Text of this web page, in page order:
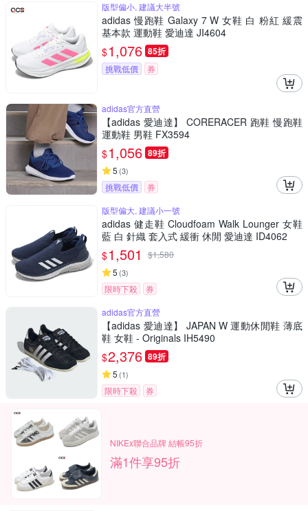
版型偏小, 建議大半號
adidas 慢跑鞋 Galaxy 7 W 女鞋 白 粉紅 緩震
基本款 運動鞋 愛迪達 JI4604
$1,076 85折
挑戰低價 券
adidas官方直營
【adidas 愛迪達】 CORERACER 跑鞋 慢跑鞋
運動鞋 男鞋 FX3594
$1,056 89折
5 (3)
挑戰低價
券
版型偏大, 建議小一號
adidas 健走鞋 Cloudfoam Walk Lounger 女鞋
藍 白 針織 套入式 緩衝 休閒 愛迪達 ID4062
$1,501 $1,580
5 (3)
限時下殺
券
adidas官方直營
【adidas 愛迪達】 JAPAN W 運動休閒鞋 薄底
鞋 女鞋 - Originals IH5490
$2,376 89折
5 (1)
限時下殺 券
NIKEx聯合品牌 結帳95折
滿1件享95折